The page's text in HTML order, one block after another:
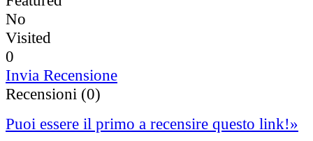
No
Visited
0
Invia Recensione
Recensioni (0)
Puoi essere il primo a recensire questo link!»